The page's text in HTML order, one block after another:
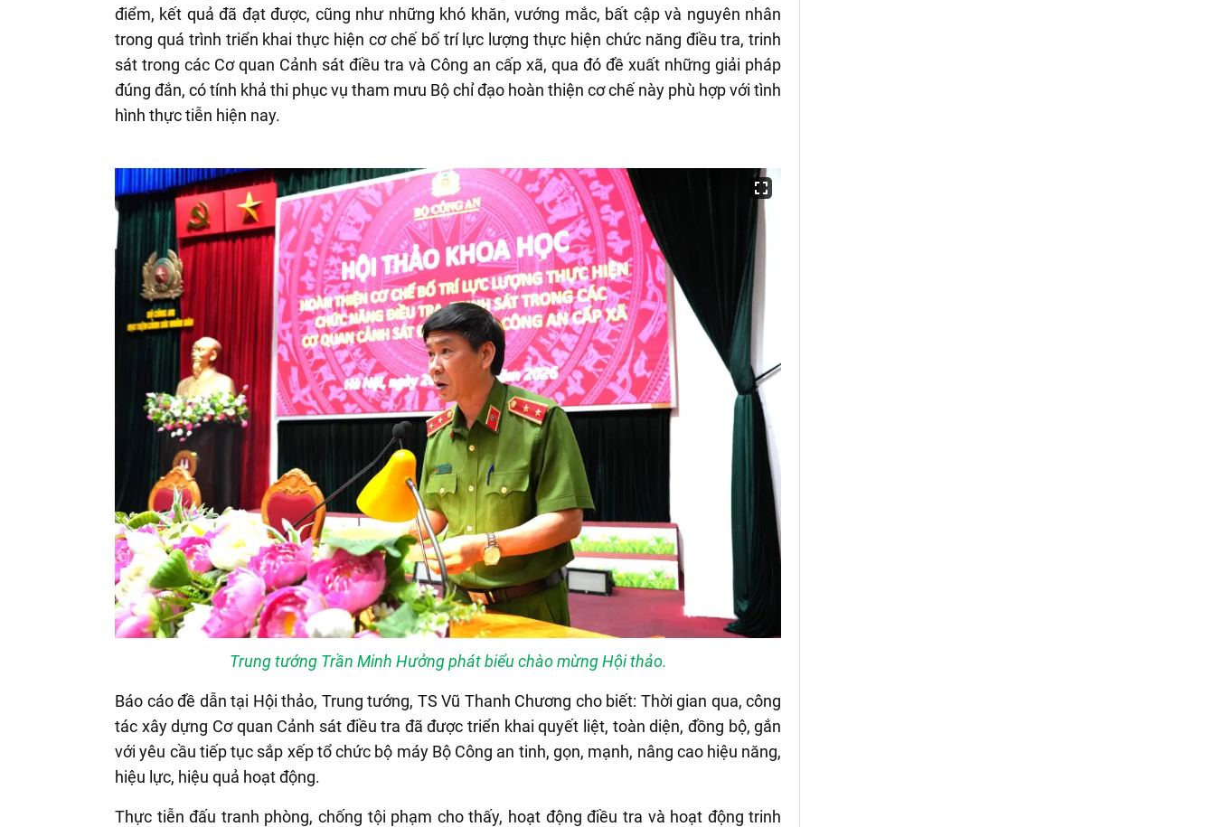
điểm, kết quả đã đạt được, cũng như những khó khăn, vướng mắc, bất cập và nguyên nhân
trong quá trình triển khai thực hiện cơ chế bố trí lực lượng thực hiện chức năng điều tra, trinh
sát trong các Cơ quan Cảnh sát điều tra và Công an cấp xã, qua đó đề xuất những giải pháp
đúng đắn, có tính khả thi phục vụ tham mưu Bộ chỉ đạo hoàn thiện cơ chế này phù hợp với tình
hình thực tiễn hiện nay.
Trung tướng Trần Minh Hưởng phát biểu chào mừng Hội thảo.
Báo cáo đề dẫn tại Hội thảo, Trung tướng, TS Vũ Thanh Chương cho biết: Thời gian qua, công
tác xây dựng Cơ quan Cảnh sát điều tra đã được triển khai quyết liệt, toàn diện, đồng bộ, gắn
với yêu cầu tiếp tục sắp xếp tổ chức bộ máy Bộ Công an tinh, gọn, mạnh, nâng cao hiệu năng,
hiệu lực, hiệu quả hoạt động.
Thực tiễn đấu tranh phòng, chống tội phạm cho thấy, hoạt động điều tra và hoạt động trinh